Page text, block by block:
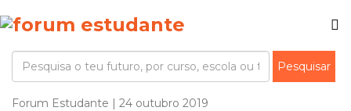
Forum Estudante | 24 outubro 2019